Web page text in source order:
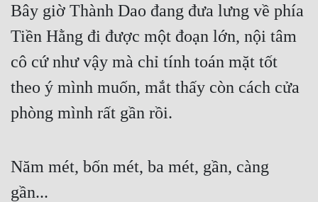
Bây giờ Thành Dao đang đưa lưng về phía
Tiền Hằng đi được một đoạn lớn, nội tâm
cô cứ như vậy mà chỉ tính toán mặt tốt
theo ý mình muốn, mắt thấy còn cách cửa
phòng mình rất gần rồi.
Năm mét, bốn mét, ba mét, gần, càng
gần...